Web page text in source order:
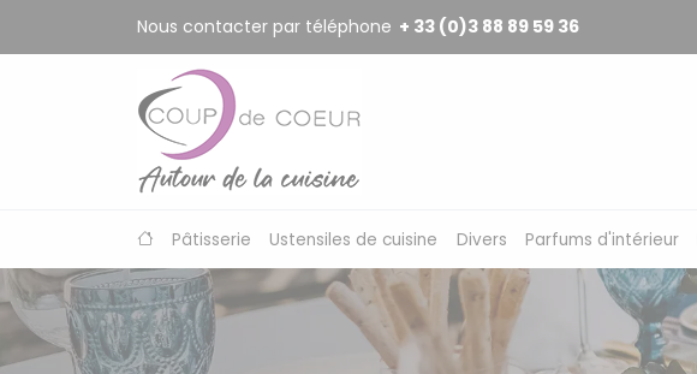
Nous contacter par téléphone + 33 (0)3 88 89 59 36
Pâtisserie Ustensiles de cuisine Divers Parfums d'intérieur
Panneau de gestion des cookies